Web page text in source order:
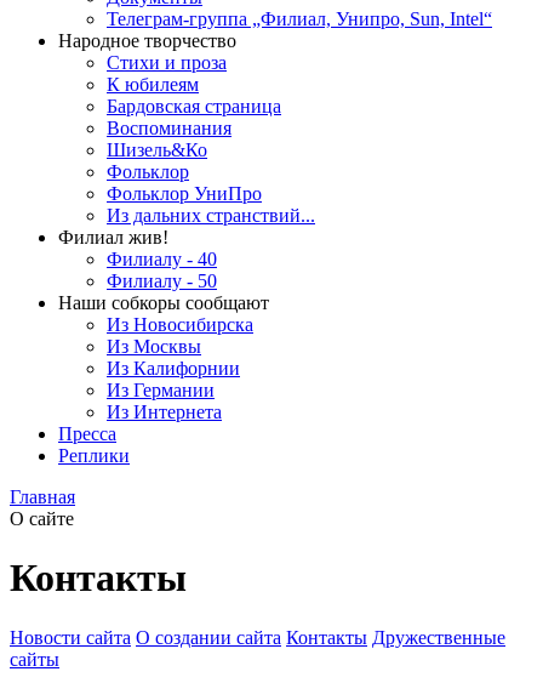
Телеграм-группа „Филиал, Унипро, Sun, Intel“
Народное творчество
Стихи и проза
К юбилеям
Бардовская страница
Воспоминания
Шизель&Ко
Фольклор
Фольклор УниПро
Из дальних странствий...
Филиал жив!
Филиалу - 40
Филиалу - 50
Наши собкоры сообщают
Из Новосибирска
Из Москвы
Из Калифорнии
Из Германии
Из Интернета
Пресса
Реплики
Главная
О сайте
Контакты
Новости сайта О создании сайта Контакты Дружественные
сайты